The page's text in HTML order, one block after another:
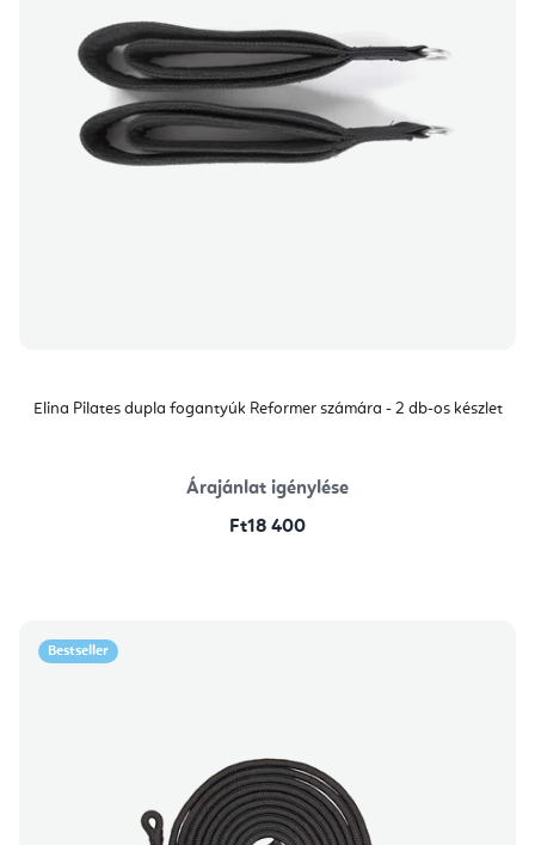
Elina Pilates dupla fogantyúk Reformer számára - 2 db-os készlet
Árajánlat igénylése
Ft18 400
Bestseller